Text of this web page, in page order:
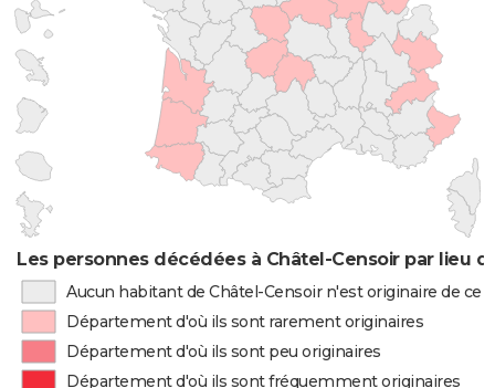
Les personnes décédées à Châtel-Censoir par lieu
Aucun habitant de Châtel-Censoir n'est originaire de ce
Département d'où ils sont rarement originaires
Département d'où ils sont peu originaires
Département d'où ils sont fréquemment originaires